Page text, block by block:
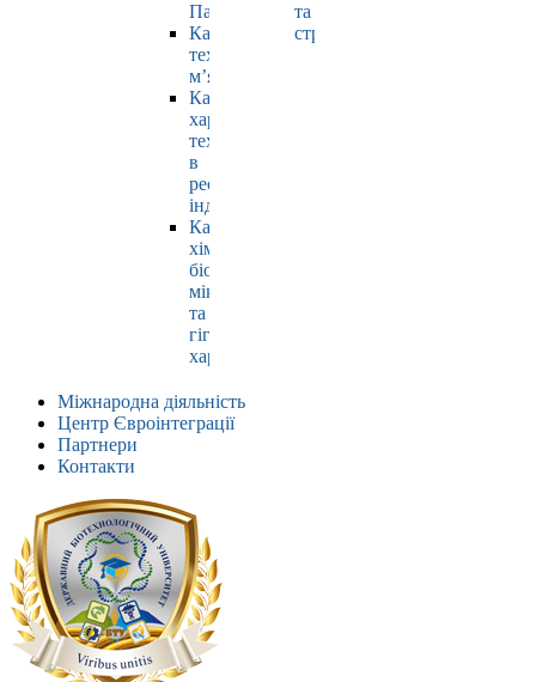
Павлюк
Кафедра
технології
м’яса
Кафедра
харчових
технологій
в
ресторанній
індустрії
Кафедра
хімії,
біохімії,
мікробіології
та
гігієни
харчування
та
страхування
Міжнародна діяльність
Центр Євроінтеграції
Партнери
Контакти